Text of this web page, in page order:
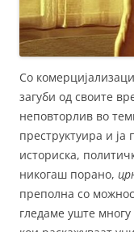
Со
загуби од своите
неповторлив во
преструктуира и ја
историска,
никогаш порано,
преполна со
гледаме уште